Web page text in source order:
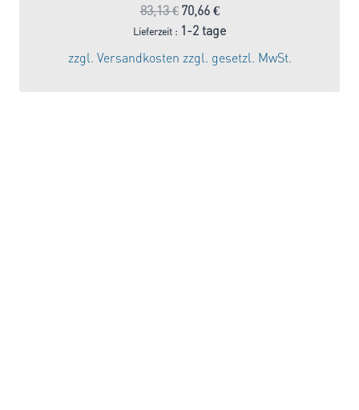
83,13€ Ursprünglicher
Preis
war:
83,13 €
70,66 €Aktueller
Preis
Lieferzeit : 1-2 tage
zzgl. Versandkosten zzgl. gesetzl. MwSt.